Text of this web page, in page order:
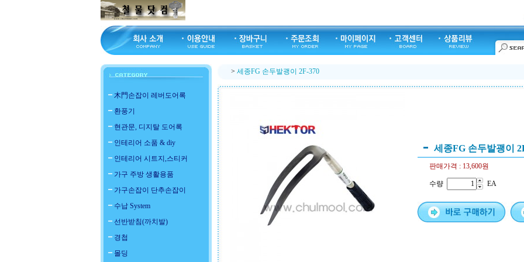
木門손잡이 레버도어록
환풍기
현관문, 디지탈 도어록
인테리어 소품 & diy
인테리어 시트지,스티커
가구 주방 생활용품
가구손잡이 단추손잡이
수납 System
선반받침(까치발)
경첩
몰딩
> 세종FG 손두발괭이 2F-370
세종FG 손두발괭이
판매가격 : 13,600원
수량 EA